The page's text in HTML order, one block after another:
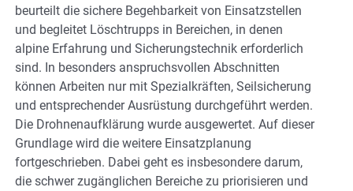
beurteilt die sichere Begehbarkeit von Einsatzstellen
und begleitet Löschtrupps in Bereichen, in denen
alpine Erfahrung und Sicherungstechnik erforderlich
sind. In besonders anspruchsvollen Abschnitten
können Arbeiten nur mit Spezialkräften, Seilsicherung
und entsprechender Ausrüstung durchgeführt werden.
Die Drohnenaufklärung wurde ausgewertet. Auf dieser
Grundlage wird die weitere Einsatzplanung
fortgeschrieben. Dabei geht es insbesondere darum,
die schwer zugänglichen Bereiche zu priorisieren und